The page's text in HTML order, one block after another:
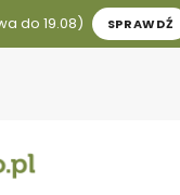
do 19.08) SPRAWDŹ